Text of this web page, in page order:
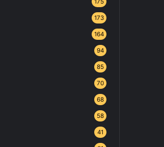
175
173
164
94
85
70
68
58
41